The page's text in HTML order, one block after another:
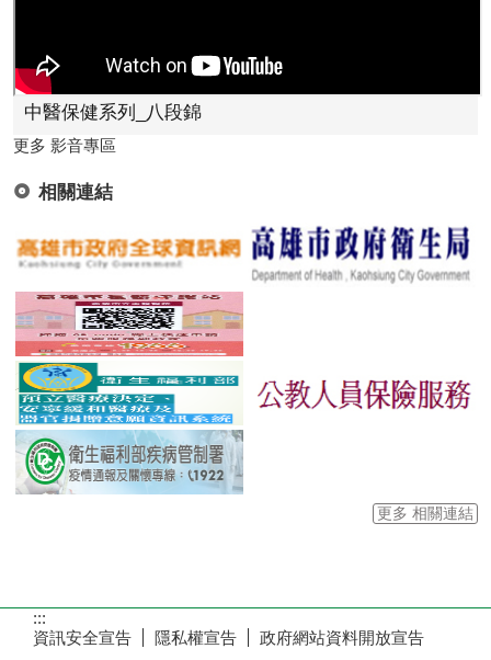
中醫保健系列_八段錦
更多 影音專區
相關連結
更多 相關連結
:::
資訊安全宣告
隱私權宣告 政府網站資料開放宣告